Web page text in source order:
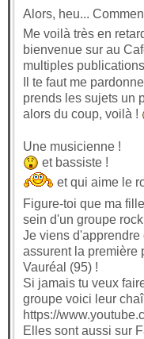
Alors, heu...
Me voilà très en
bienvenue sur au
multiples
Il te faut me
prends les sujets un
alors du coup, voilà !
Une musicienne !
et bassiste !
et qui aime le
Figure-toi que ma
sein d'un groupe
Je viens
assurent la première
Vauréal (95) !
Si jamais tu veux
groupe voici leur
https://
Elles sont aussi sur